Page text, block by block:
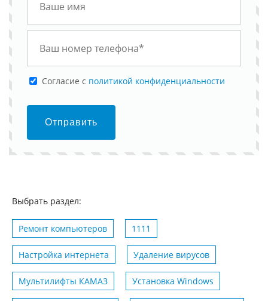
Cогласие с политикой конфиденциальности
Отправить
Выбрать раздел:
Ремонт компьютеров 1111
Настройка интернета Удаление вирусов
Мультилифты КАМАЗ Установка Windows